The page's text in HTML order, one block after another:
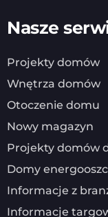
Nasze
Projekty domów
Wnętrza domów
Otoczenie domu
Nowy magazyn
Projekty domów
Domy
Informacje z
Informacje